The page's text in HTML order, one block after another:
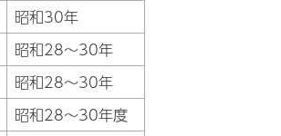
昭和30年
昭和28～30年
昭和28～30年
昭和28～30年度